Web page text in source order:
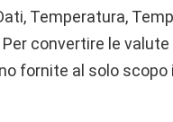
Temperatura,
convertire le
fornite al solo